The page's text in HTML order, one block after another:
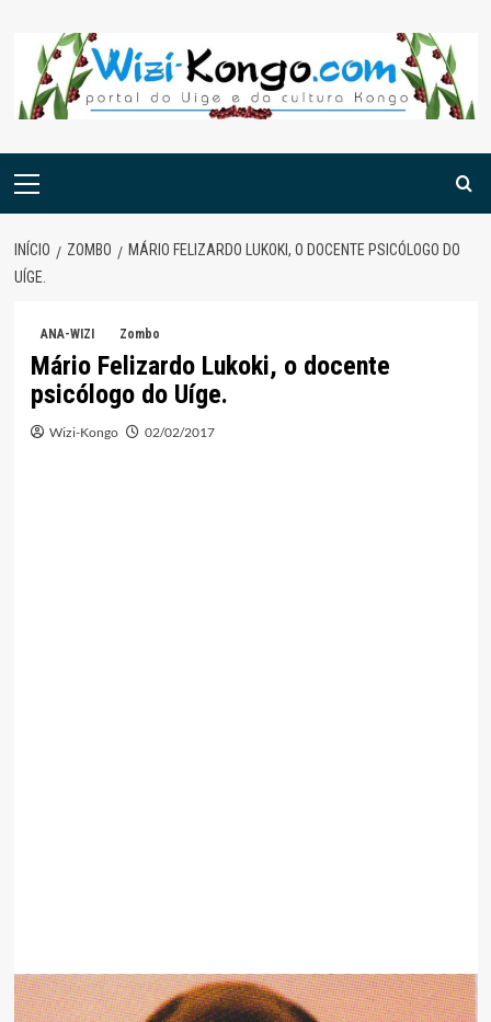
content
Menu
INÍCIO ZOMBO
MÁRIO FELIZARDO LUKOKI, O DOCENTE PSICÓLOGO DO
UÍGE.
ANA-WIZI Zombo
Mário Felizardo Lukoki, o docente
psicólogo do Uíge.
Wizi-Kongo 02/02/2017